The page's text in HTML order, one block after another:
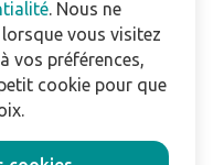
. Nous ne
vous visitez
vos préférences,
cookie pour que